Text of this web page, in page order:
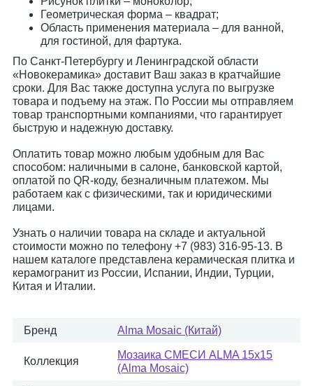
Геометрическая форма – квадрат;
Область применения материала – для ванной,
для гостиной, для фартука.
По Санкт-Петербургу и Ленинградской области
«Новокерамика» доставит Ваш заказ в кратчайшие
сроки. Для Вас также доступна услуга по выгрузке
товара и подъему на этаж. По России мы отправляем
товар транспортными компаниями, что гарантирует
быструю и надежную доставку.
Оплатить товар можно любым удобным для Вас
способом: наличными в салоне, банковской картой,
оплатой по QR-коду, безналичным платежом. Мы
работаем как с физическими, так и юридическими
лицами.
Узнать о наличии товара на складе и актуальной
стоимости можно по телефону +7 (983) 316-95-13. В
нашем каталоге представлена керамическая плитка и
керамогранит из России, Испании, Индии, Турции,
Китая и Италии.
Бренд Alma Mosaic (Китай)
Коллекция
Мозаика СМЕСИ ALMA 15x15
(Alma Mosaic)